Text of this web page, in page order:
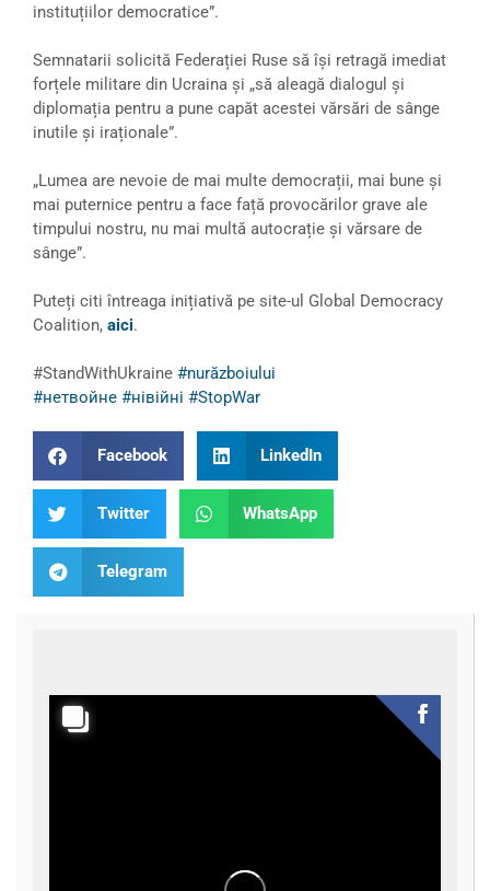
instituțiilor democratice”.
Semnatarii solicită Federației Ruse să își retragă imediat
forțele militare din Ucraina și „să aleagă dialogul și
diplomația pentru a pune capăt acestei vărsări de sânge
inutile și iraționale”.
„Lumea are nevoie de mai multe democrații, mai bune și
mai puternice pentru a face față provocărilor grave ale
timpului nostru, nu mai multă autocrație și vărsare de
sânge”.
Puteți citi întreaga inițiativă pe site-ul Global Democracy
Coalition, aici.
#StandWithUkraine #nurăzboiului
#нетвойне #нівійні #StopWar
Facebook LinkedIn
Twitter WhatsApp
Telegram